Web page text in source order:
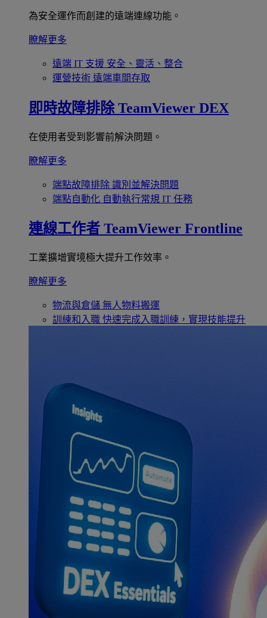
為安全運作而創建的遠端連線功能。
瞭解更多
遠端 IT 支援 安全、靈活、整合
運營技術 遠端車間存取
即時故障排除 TeamViewer DEX
在使用者受到影響前解決問題。
瞭解更多
端點故障排除 識別並解決問題
端點自動化 自動執行常規 IT 任務
連線工作者 TeamViewer Frontline
工業擴增實境極大提升工作效率。
瞭解更多
物流與倉儲 無人物料搬運
訓練和入職 快速完成入職訓練，實現技能提升